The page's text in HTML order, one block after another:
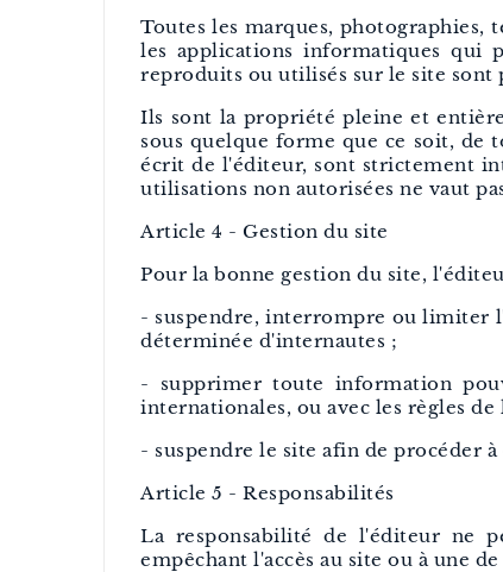
Toutes les marques, photographies,
les applications informatiques qui
reproduits ou utilisés sur le site
Ils sont la propriété pleine et
sous quelque forme que ce soit, de
écrit de l'éditeur, sont strictement
utilisations non autorisées ne vaut
Article 4 - Gestion du site
Pour la bonne gestion du site,
- suspendre, interrompre ou limiter
déterminée d'internautes ;
- supprimer toute information
internationales, ou avec les règles
- suspendre le site afin de procéder à
Article 5 - Responsabilités
La responsabilité de l'éditeur ne
empêchant l'accès au site ou à une